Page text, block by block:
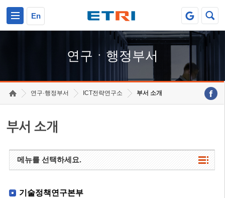
En
연구ㆍ행정부서
연구·행정부서 ICT전략연구소 부서 소개
부서 소개
메뉴를 선택하세요.
기술정책연구본부